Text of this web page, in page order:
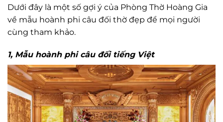
Dưới đây là một số gợi ý của Phòng Thờ Hoàng Gia
về mẫu hoành phi câu đối thờ đẹp để mọi người
cùng tham khảo.
1, Mẫu hoành phi câu đối tiếng Việt